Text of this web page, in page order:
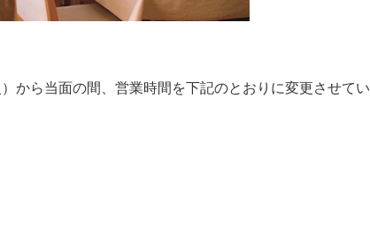
から当面の間、営業時間を下記のとおりに変更させてい